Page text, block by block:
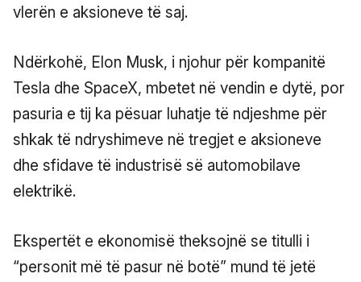
vlerën e aksioneve të saj.
Ndërkohë, Elon Musk, i njohur për kompanitë
Tesla dhe SpaceX, mbetet në vendin e dytë, por
pasuria e tij ka pësuar luhatje të ndjeshme për
shkak të ndryshimeve në tregjet e aksioneve
dhe sfidave të industrisë së automobilave
elektrikë.
Ekspertët e ekonomisë theksojnë se titulli i
“personit më të pasur në botë” mund të jetë